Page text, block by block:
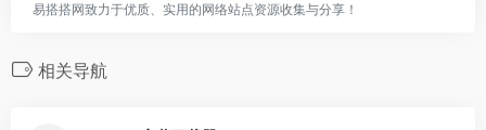
易搭搭网致力于优质、实用的网络站点资源收集与分享！
相关导航